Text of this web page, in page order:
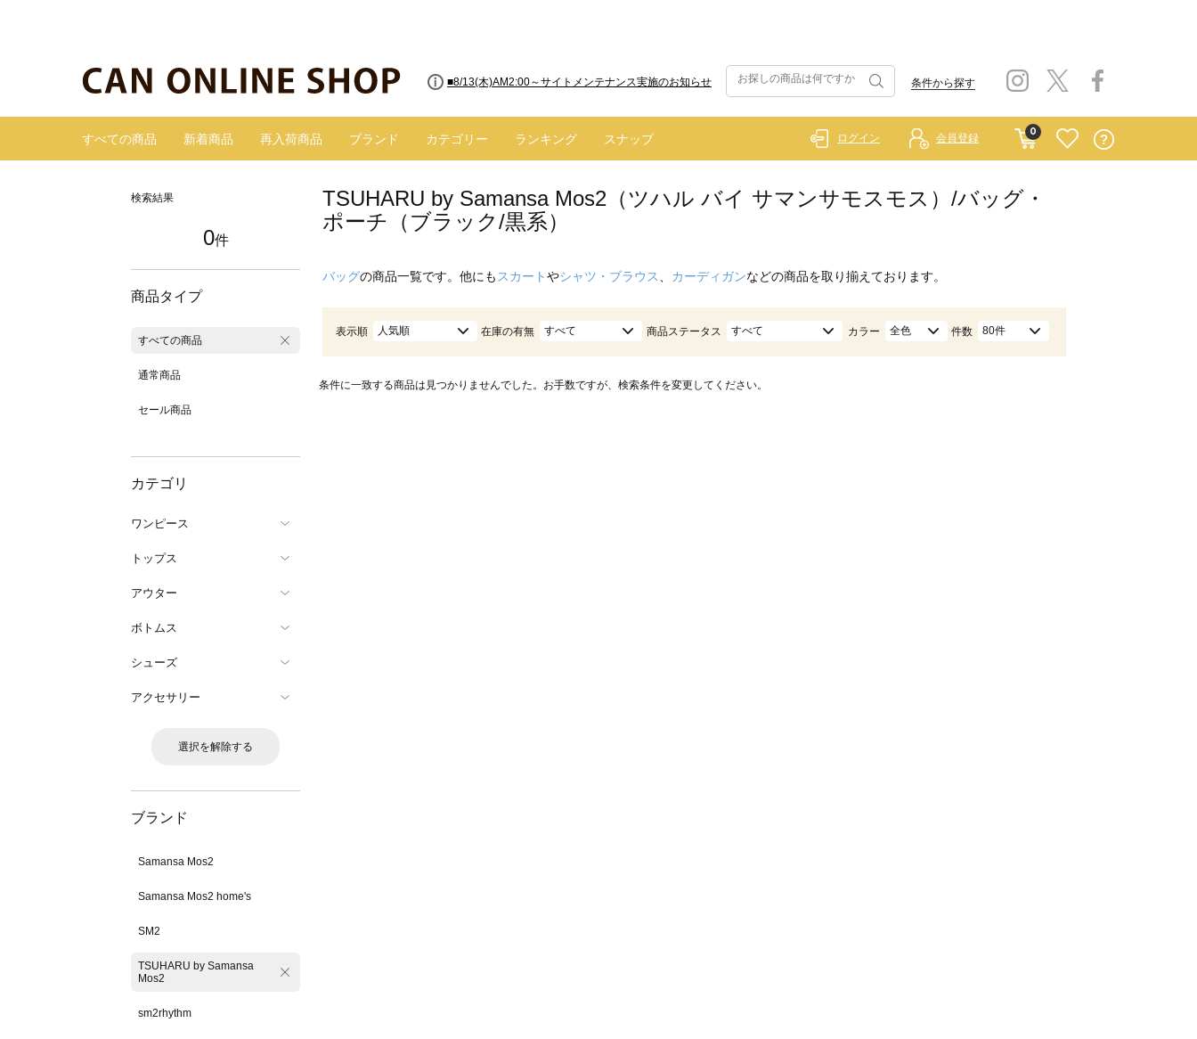
■8/13(木)AM2:00～サイトメンテナンス実施のお知らせ 条件から探す
すべての商品 新着商品 再入荷商品 ブランド カテゴリー ランキング スナップ
0
ログイン 会員登録
検索結果
0件
商品タイプ
すべての商品
通常商品
セール商品
カテゴリ
ワンピース
トップス
アウター
ボトムス
シューズ
アクセサリー
選択を解除する
ブランド
Samansa Mos2
Samansa Mos2 home's
SM2
TSUHARU by Samansa
Mos2
sm2rhythm
TSUHARU by Samansa Mos2（ツハル バイ サマンサモスモス）/バッグ・
ポーチ（ブラック/黒系）
バッグの商品一覧です。他にも スカートやシャツ・ブラウス カーディガンなどの商品を取り揃えております。
表示順 人気順 在庫の有無 すべて 商品ステータス すべて カラー 全色 件数 80件
条件に一致する商品は見つかりませんでした。お手数ですが、検索条件を変更してください。